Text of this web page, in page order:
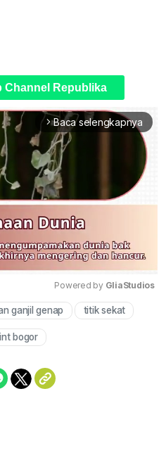
Channel Republika
arrow_forward_ios Baca selengkapnya
Mute
Powered by GliaStudios
ganjil genap titik sekat
bogor